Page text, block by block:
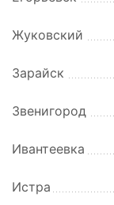
Жуковский
Зарайск
Звенигород
Ивантеевка
Истра